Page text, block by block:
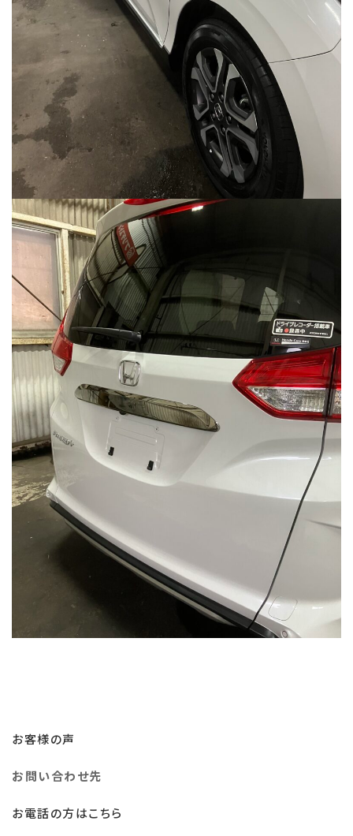
お客様の声
お問い合わせ先
お電話の方はこちら